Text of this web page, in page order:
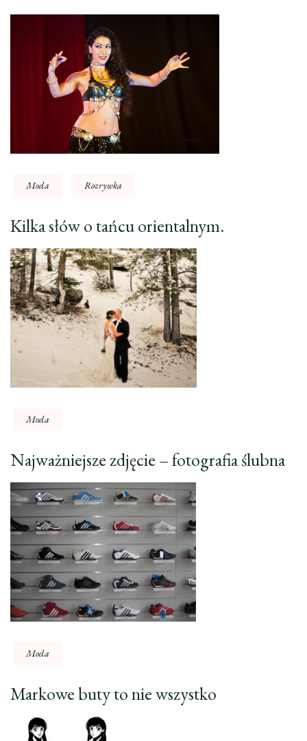
Moda Rozrywka
Kilka słów o tańcu orientalnym.
Moda
Najważniejsze zdjęcie – fotografia ślubna
Moda
Markowe buty to nie wszystko